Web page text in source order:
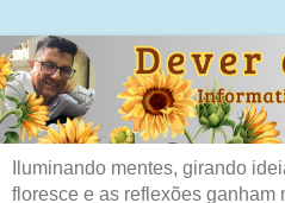
Iluminando mentes, girando
floresce e as reflexões ganham